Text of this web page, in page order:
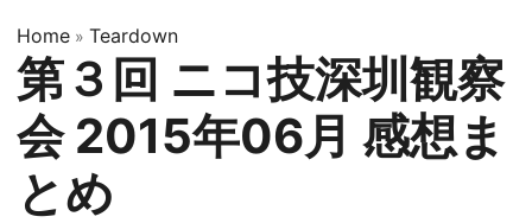
Home » Teardown
第３回 ニコ技深圳観察
会 2015年06月 感想ま
とめ